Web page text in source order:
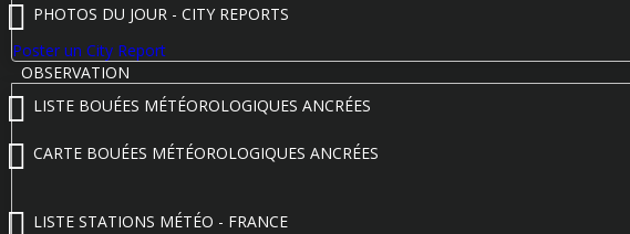
PHOTOS DU JOUR - CITY REPORTS
Poster un City Report
OBSERVATION
LISTE BOUÉES MÉTÉOROLOGIQUES ANCRÉES
CARTE BOUÉES MÉTÉOROLOGIQUES ANCRÉES
LISTE STATIONS MÉTÉO - FRANCE